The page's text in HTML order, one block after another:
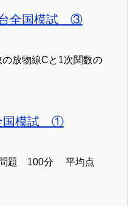
全国模試 ③
放物線Cと1次関数の
国模試 ①
題 100分 平均点